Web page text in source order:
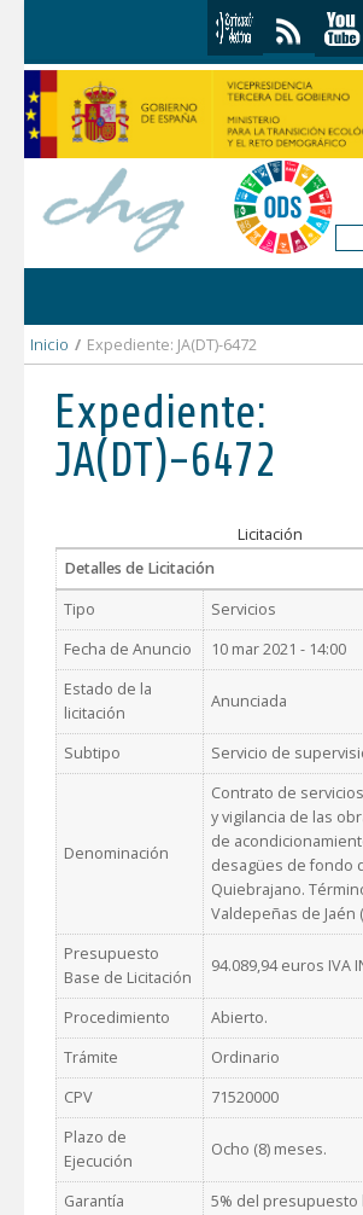
Inicio / Expediente: JA(DT)-6472
Expediente:
JA(DT)-6472
Licitación
Detalles de Licitación
Tipo
Servicios
Fecha de Anuncio
10 mar 2021 - 14:00
Estado de la
licitación
Anunciada
Subtipo Servicio de
Denominación
Contrato de
y vigilancia de las
de
desagües de fondo
Quiebrajano.
Valdepeñas de Jaén
Presupuesto
Base de Licitación
94.089,94 euros IVA
Procedimiento
Abierto.
Trámite
Ordinario
CPV
71520000
Plazo de
Ejecución
Ocho (8) meses.
Garantía
5% del presupuesto